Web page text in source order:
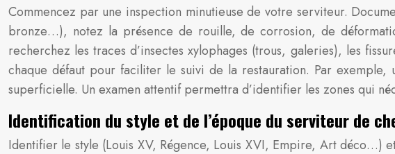
Commencez par une inspection minutieuse de votre serviteur.
bronze…), notez la présence de rouille, de corrosion, de
recherchez les traces d’insectes xylophages (trous, galeries), les
chaque défaut pour faciliter le suivi de la restauration. Par exemple,
superficielle. Un examen attentif permettra d’identifier les zones qui
Identification du style et de l’époque du serviteur de
Identifier le style (Louis XV, Régence, Louis XVI, Empire, Art déco…)